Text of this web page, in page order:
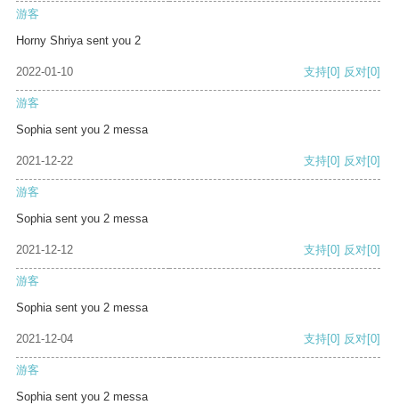
游客
Horny Shriya sent you 2
2022-01-10 支持[0] 反对[0]
游客
Sophia sent you 2 messa
2021-12-22 支持[0] 反对[0]
游客
Sophia sent you 2 messa
2021-12-12 支持[0] 反对[0]
游客
Sophia sent you 2 messa
2021-12-04 支持[0] 反对[0]
游客
Sophia sent you 2 messa